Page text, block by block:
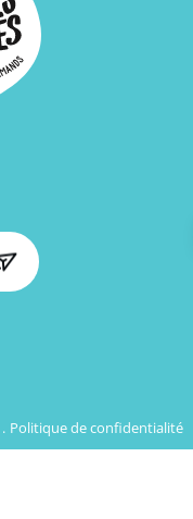
Politique de confidentialité